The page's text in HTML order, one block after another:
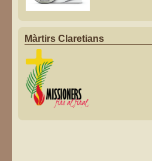
Màrtirs Claretians